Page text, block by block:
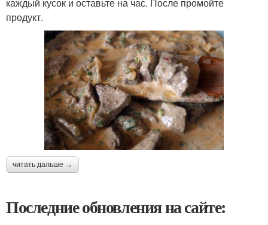
продукт.
читать дальше →
Последние обновления на сайте: